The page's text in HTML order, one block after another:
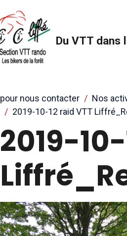
Du VTT dans
pour nous contacter Nos
2019-10-12 raid VTT
2019-